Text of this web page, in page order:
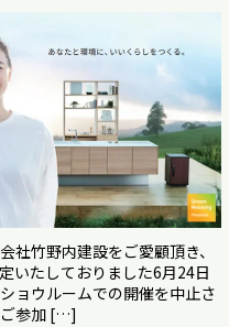
社竹野内建設をご愛顧頂き、
いたしておりました6月24日
ョウルームでの開催を中止さ
ご参加 […]